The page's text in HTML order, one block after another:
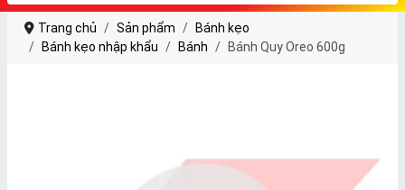
Trang chủ Sản phẩm
Bánh kẹo
Bánh kẹo nhập khẩu
Bánh Bánh Quy Oreo 600g